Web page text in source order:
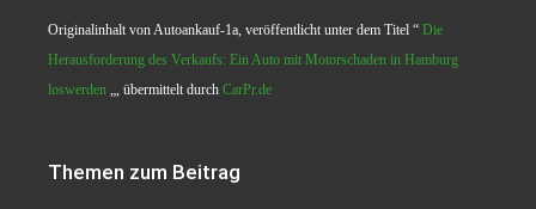
Originalinhalt von Autoankauf-1a, veröffentlicht unter dem Titel “ Die
Herausforderung des Verkaufs: Ein Auto mit Motorschaden in Hamburg
loswerden „, übermittelt durch CarPr.de
Themen zum Beitrag